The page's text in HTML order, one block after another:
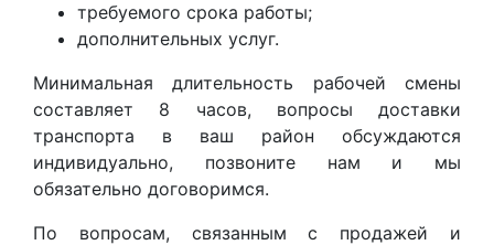
требуемого срока работы;
дополнительных услуг.
Минимальная длительность рабочей смены
составляет 8 часов, вопросы доставки
транспорта в ваш район обсуждаются
индивидуально, позвоните нам и мы
обязательно договоримся.
По вопросам, связанным с продажей и